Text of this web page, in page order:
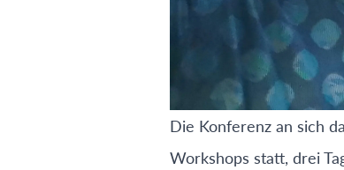
Die Konferenz an sich
Workshops statt, drei